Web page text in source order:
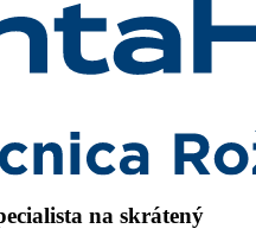
na skrátený